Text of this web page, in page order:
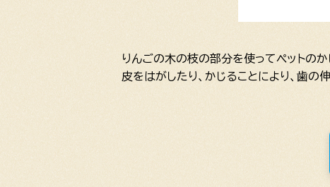
りんごの木の枝の部分を使ってペットの
皮をはがしたり、かじることにより、歯の